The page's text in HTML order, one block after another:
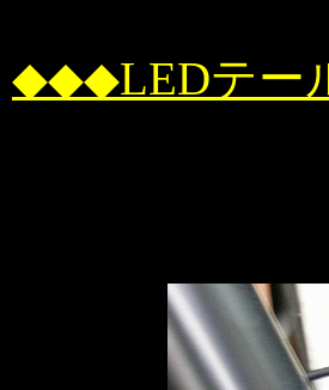
◆◆◆LEDテー